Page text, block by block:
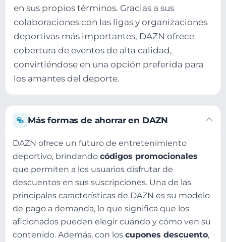
en sus propios términos. Gracias a sus
colaboraciones con las ligas y organizaciones
deportivas más importantes, DAZN ofrece
cobertura de eventos de alta calidad,
convirtiéndose en una opción preferida para
los amantes del deporte.
Más formas de ahorrar en DAZN
DAZN ofrece un futuro de entretenimiento
deportivo, brindando códigos promocionales
que permiten a los usuarios disfrutar de
descuentos en sus suscripciones. Una de las
principales características de DAZN es su modelo
de pago a demanda, lo que significa que los
aficionados pueden elegir cuándo y cómo ven su
contenido. Además, con los cupones descuento,